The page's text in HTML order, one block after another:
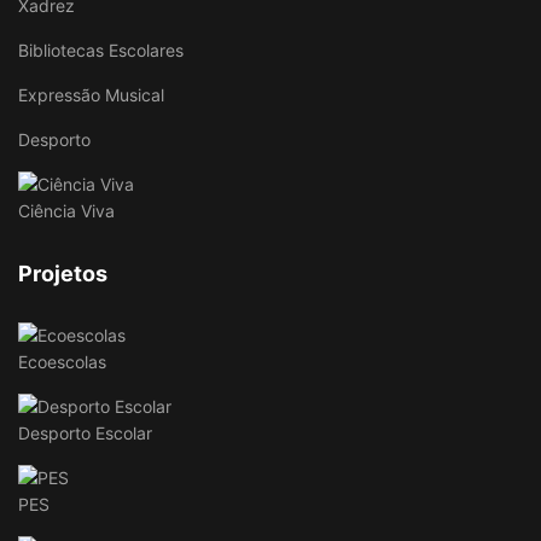
Xadrez
Bibliotecas Escolares
Expressão Musical
Desporto
Ciência Viva
Projetos
Ecoescolas
Desporto Escolar
PES